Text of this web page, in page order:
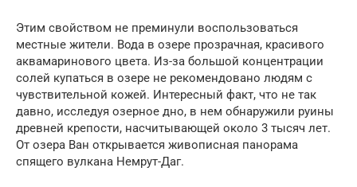
Этим свойством не преминули воспользоваться
местные жители. Вода в озере прозрачная, красивого
аквамаринового цвета. Из-за большой концентрации
солей купаться в озере не рекомендовано людям с
чувствительной кожей. Интересный факт, что не так
давно, исследуя озерное дно, в нем обнаружили руины
древней крепости, насчитывающей около 3 тысяч лет.
От озера Ван открывается живописная панорама
спящего вулкана Немрут-Даг.